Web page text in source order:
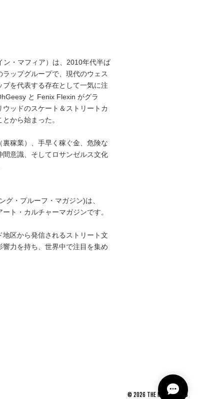
・マフィア）は、2010年代半ば
ップグループで、現代のウェス
プを代表する存在として一気に注
と Fenix Flexin がグラ
ッドのスケート＆ストリートカ
から始まった。
稼業）、手早く稼ぐ金、危険な
意識、そしてロサンゼルス文化
グ・プルーフ・マガジン)は、
ト・カルチャーマガジンです。
区から発信されるストリート文
力を持ち、世界中で注目を集め
© 2026 THE NEWAGE CLUB